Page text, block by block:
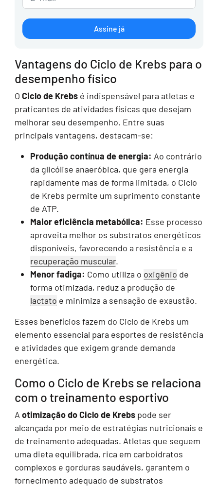
Assine já
Vantagens do Ciclo de Krebs para o
desempenho físico
O Ciclo de Krebs é indispensável para atletas e
praticantes de atividades físicas que desejam
melhorar seu desempenho. Entre suas
principais vantagens, destacam-se:
Produção contínua de energia: Ao contrário
da glicólise anaeróbica, que gera energia
rapidamente mas de forma limitada, o Ciclo
de Krebs permite um suprimento constante
de ATP.
Maior eficiência metabólica: Esse processo
aproveita melhor os substratos energéticos
disponíveis, favorecendo a resistência e a
recuperação muscular.
Menor fadiga: Como utiliza o oxigênio de
forma otimizada, reduz a produção de
lactato e minimiza a sensação de exaustão.
Esses benefícios fazem do Ciclo de Krebs um
elemento essencial para esportes de resistência
e atividades que exigem grande demanda
energética.
Como o Ciclo de Krebs se relaciona
com o treinamento esportivo
A otimização do Ciclo de Krebs pode ser
alcançada por meio de estratégias nutricionais e
de treinamento adequadas. Atletas que seguem
uma dieta equilibrada, rica em carboidratos
complexos e gorduras saudáveis, garantem o
fornecimento adequado de substratos